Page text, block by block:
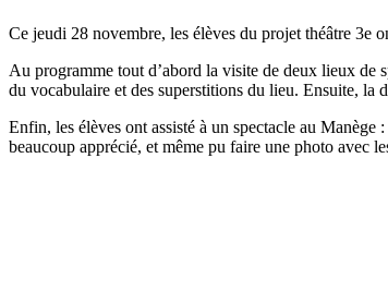
Ce jeudi 28 novembre, les élèves du projet théâtre 3e
Au programme tout d’abord la visite de deux lieux de
du vocabulaire et des superstitions du lieu. Ensuite, la
Enfin, les élèves ont assisté à un spectacle au
beaucoup apprécié, et même pu faire une photo avec